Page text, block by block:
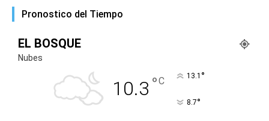
Pronostico del Tiempo
EL BOSQUE
Nubes
10.3 °C 13.1 °
8.7°